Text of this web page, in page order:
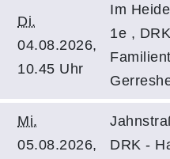
Di.
04.08.2026,
10.45 Uhr
Im
1e ,
Mi.
05.08.2026,
DRK -